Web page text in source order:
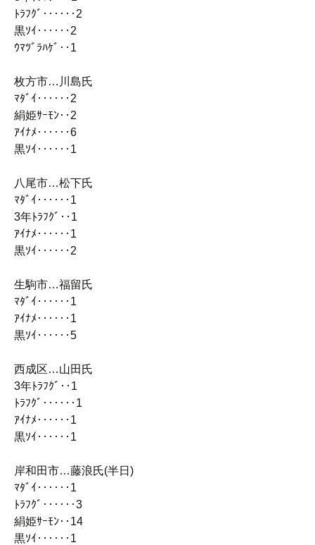
ﾄﾗﾌｸﾞ‥‥‥2
黒ｿｲ‥‥‥2
ｳﾏﾂﾞﾗﾊｹﾞ‥1
枚方市…川島氏
ﾏﾀﾞｲ‥‥‥2
絹姫ｻｰﾓﾝ‥2
ｱｲﾅﾒ‥‥‥6
黒ｿｲ‥‥‥1
八尾市…松下氏
ﾏﾀﾞｲ‥‥‥1
3年ﾄﾗﾌｸﾞ‥1
ｱｲﾅﾒ‥‥‥1
黒ｿｲ‥‥‥2
生駒市…福留氏
ﾏﾀﾞｲ‥‥‥1
ｱｲﾅﾒ‥‥‥1
黒ｿｲ‥‥‥5
西成区…山田氏
3年ﾄﾗﾌｸﾞ‥1
ﾄﾗﾌｸﾞ‥‥‥1
ｱｲﾅﾒ‥‥‥1
黒ｿｲ‥‥‥1
岸和田市…藤浪氏(半日)
ﾏﾀﾞｲ‥‥‥1
ﾄﾗﾌｸﾞ‥‥‥3
絹姫ｻｰﾓﾝ‥14
黒ｿｲ‥‥‥1